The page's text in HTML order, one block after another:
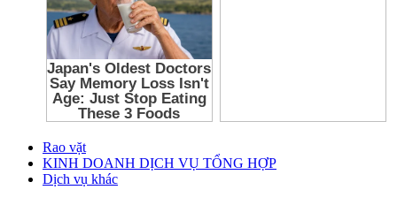
Rao vặt
KINH DOANH DỊCH VỤ TỔNG HỢP
Dịch vụ khác